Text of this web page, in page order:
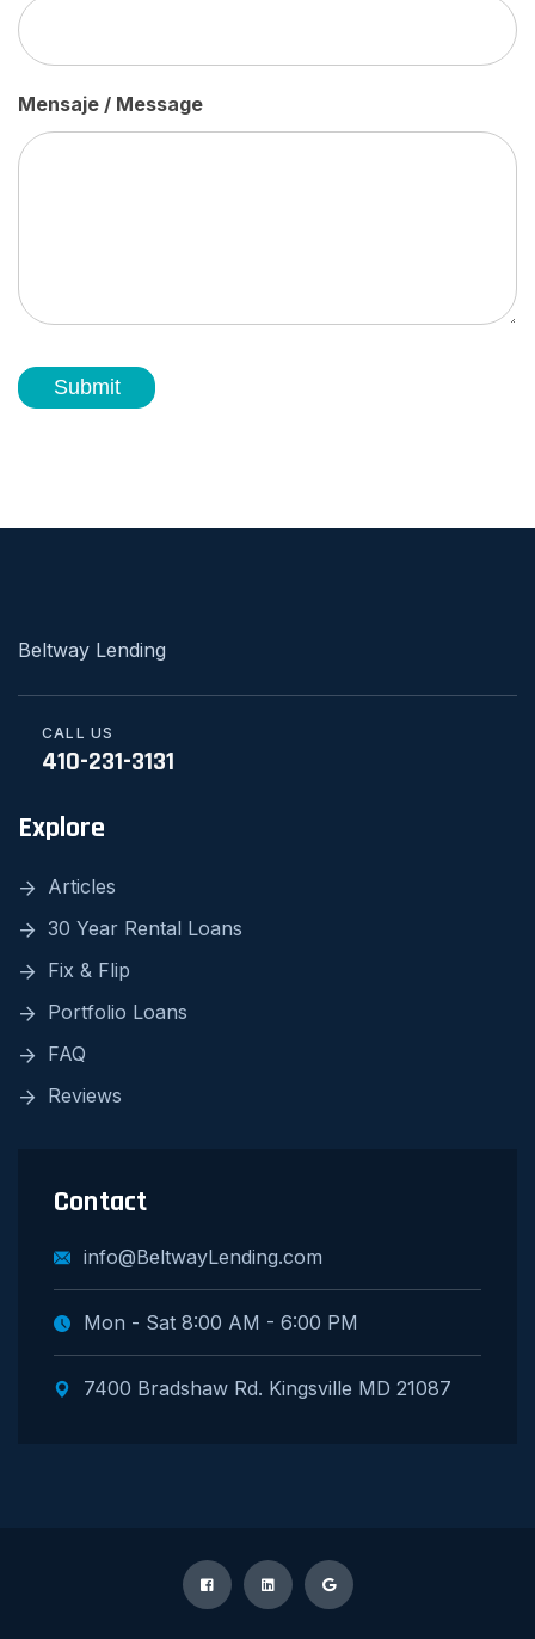
Mensaje / Message
Submit
Beltway Lending
CALL US
410-231-3131
Explore
Articles
30 Year Rental Loans
Fix & Flip
Portfolio Loans
FAQ
Reviews
Contact
info@BeltwayLending.com
Mon - Sat 8:00 AM - 6:00 PM
7400 Bradshaw Rd. Kingsville MD 21087